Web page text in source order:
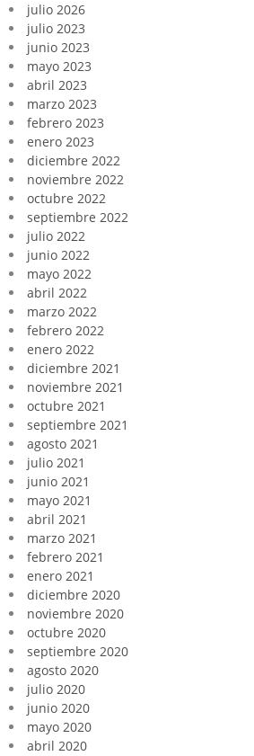
julio 2026
julio 2023
junio 2023
mayo 2023
abril 2023
marzo 2023
febrero 2023
enero 2023
diciembre 2022
noviembre 2022
octubre 2022
septiembre 2022
julio 2022
junio 2022
mayo 2022
abril 2022
marzo 2022
febrero 2022
enero 2022
diciembre 2021
noviembre 2021
octubre 2021
septiembre 2021
agosto 2021
julio 2021
junio 2021
mayo 2021
abril 2021
marzo 2021
febrero 2021
enero 2021
diciembre 2020
noviembre 2020
octubre 2020
septiembre 2020
agosto 2020
julio 2020
junio 2020
mayo 2020
abril 2020